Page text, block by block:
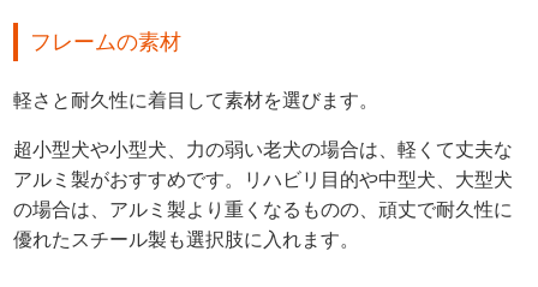
フレームの素材
軽さと耐久性に着目して素材を選びます。
超小型犬や小型犬、力の弱い老犬の場合は、軽くて丈夫な
アルミ製がおすすめです。リハビリ目的や中型犬、大型犬
の場合は、アルミ製より重くなるものの、頑丈で耐久性に
優れたスチール製も選択肢に入れます。